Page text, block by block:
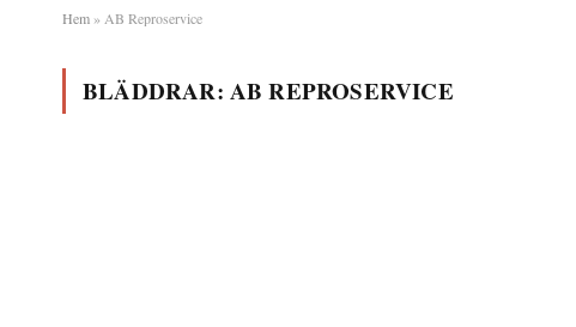
Hem » AB Reproservice
BLÄDDRAR: AB REPROSERVICE